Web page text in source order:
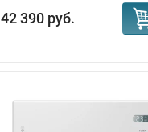
42 390 руб.